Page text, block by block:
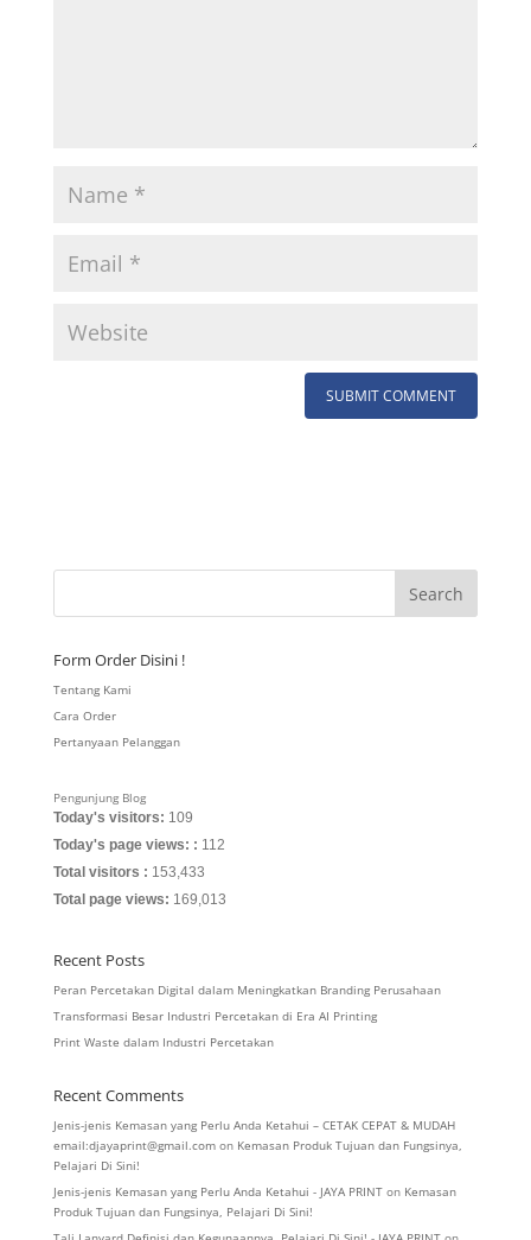
Form Order Disini !
Tentang Kami
Cara Order
Pertanyaan Pelanggan
Pengunjung Blog
Today's visitors: 109
Today's page views: : 112
Total visitors : 153,433
Total page views: 169,013
Recent Posts
Peran Percetakan Digital dalam Meningkatkan Branding Perusahaan
Transformasi Besar Industri Percetakan di Era AI Printing
Print Waste dalam Industri Percetakan
Recent Comments
Jenis-jenis Kemasan yang Perlu Anda Ketahui – CETAK CEPAT & MUDAH
email:djayaprint@gmail.comon Kemasan Produk Tujuan dan Fungsinya,
Pelajari Di Sini!
Jenis-jenis Kemasan yang Perlu Anda Ketahui - JAYA PRINTon Kemasan
Produk Tujuan dan Fungsinya, Pelajari Di Sini!